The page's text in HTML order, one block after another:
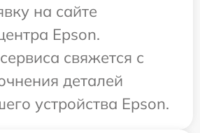
на сайте
Epson.
свяжется с
деталей
устройства Epson.